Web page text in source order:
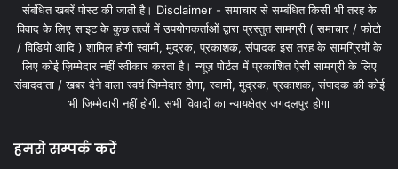
संबंधित खबरें पोस्ट की जाती है। Disclaimer - समाचार से सम्बंधित किसी भी तरह के
विवाद के लिए साइट के कुछ तत्वों में उपयोगकर्ताओं द्वारा प्रस्तुत सामग्री ( समाचार / फोटो
/ विडियो आदि ) शामिल होगी स्वामी, मुद्रक, प्रकाशक, संपादक इस तरह के सामग्रियों के
लिए कोई ज़िम्मेदार नहीं स्वीकार करता है। न्यूज़ पोर्टल में प्रकाशित ऐसी सामग्री के लिए
संवाददाता / खबर देने वाला स्वयं जिम्मेदार होगा, स्वामी, मुद्रक, प्रकाशक, संपादक की कोई
भी जिम्मेदारी नहीं होगी. सभी विवादों का न्यायक्षेत्र जगदलपुर होगा
हमसे सम्पर्क करें